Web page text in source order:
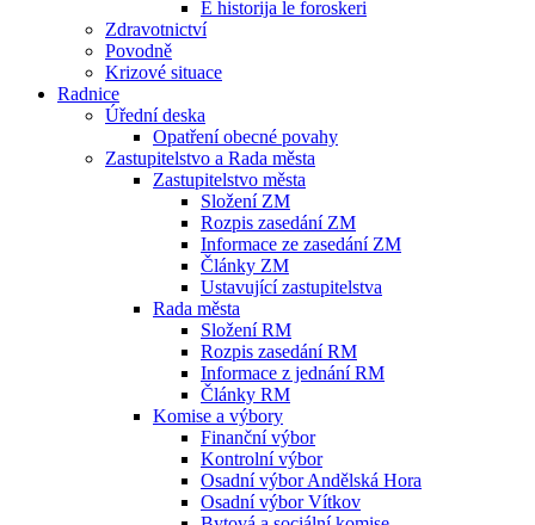
E historija le foroskeri
Zdravotnictví
Povodně
Krizové situace
Radnice
Úřední deska
Opatření obecné povahy
Zastupitelstvo a Rada města
Zastupitelstvo města
Složení ZM
Rozpis zasedání ZM
Informace ze zasedání ZM
Články ZM
Ustavující zastupitelstva
Rada města
Složení RM
Rozpis zasedání RM
Informace z jednání RM
Články RM
Komise a výbory
Finanční výbor
Kontrolní výbor
Osadní výbor Andělská Hora
Osadní výbor Vítkov